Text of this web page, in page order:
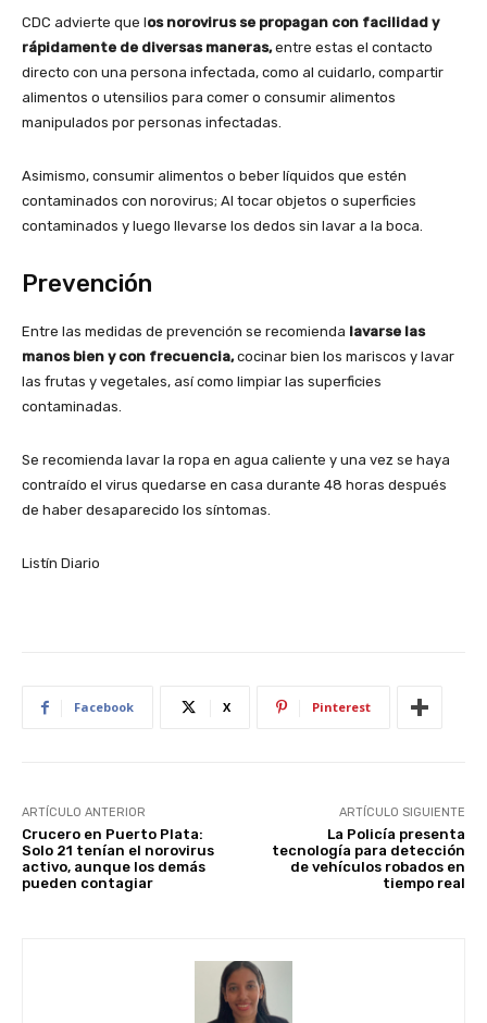
CDC advierte que los norovirus se propagan con facilidad y
rápidamente de diversas maneras,entre estas el contacto
directo con una persona infectada, como al cuidarlo, compartir
alimentos o utensilios para comer o consumir alimentos
manipulados por personas infectadas.
Asimismo, consumir alimentos o beber líquidos que estén
contaminados con norovirus; Al tocar objetos o superficies
contaminados y luego llevarse los dedos sin lavar a la boca.
Prevención
Entre las medidas de prevención se recomienda lavarse las
manos bien y con frecuencia,cocinar bien los mariscos y lavar
las frutas y vegetales, así como limpiar las superficies
contaminadas.
Se recomienda lavar la ropa en agua caliente y una vez se haya
contraído el virus quedarse en casa durante 48 horas después
de haber desaparecido los síntomas.
Listín Diario
Facebook X Pinterest
ARTÍCULO ANTERIOR
Crucero en Puerto Plata:
Solo 21 tenían el norovirus
activo, aunque los demás
pueden contagiar
ARTÍCULO SIGUIENTE
La Policía presenta
tecnología para detección
de vehículos robados en
tiempo real